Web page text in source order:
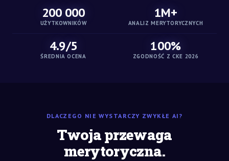
200 000
UŻYTKOWNIKÓW
1M+
ANALIZ MERYTORYCZNYCH
4.9/5
ŚREDNIA OCENA
100%
ZGODNOŚĆ Z CKE 2026
DLACZEGO NIE WYSTARCZY ZWYKŁE AI?
Twoja przewaga
merytoryczna.